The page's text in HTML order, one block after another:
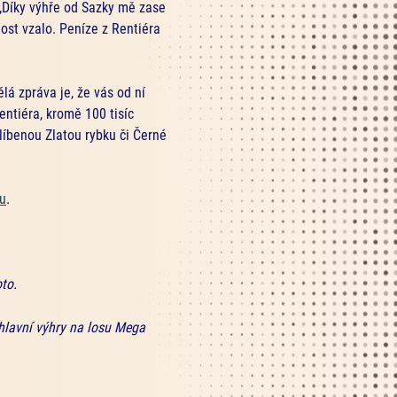
výhře od Sazky mě zase
vzalo. Peníze z Rentiéra
zpráva je, že vás od ní
kromě 100 tisíc
Zlatou rybku či Černé
.
výhry na losu Mega